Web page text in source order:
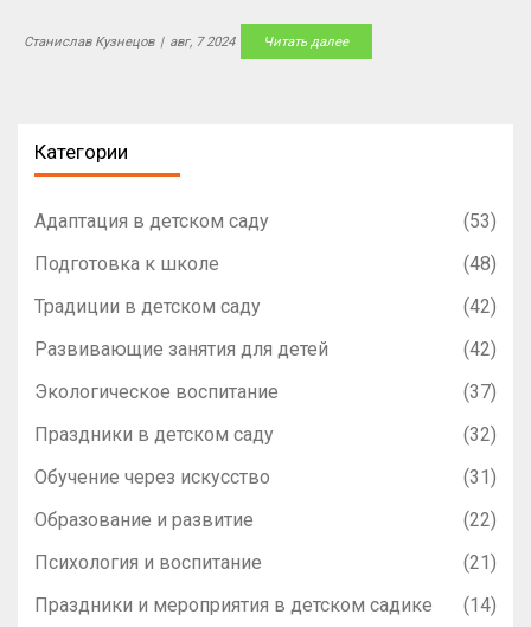
мероприятие!
Станислав Кузнецов | авг, 7 2024 Читать далее
Категории
Адаптация в детском саду
(53)
Подготовка к школе
(48)
Традиции в детском саду
(42)
Развивающие занятия для детей
(42)
Экологическое воспитание
(37)
Праздники в детском саду
(32)
Обучение через искусство
(31)
Образование и развитие
(22)
Психология и воспитание
(21)
Праздники и мероприятия в детском садике
(14)